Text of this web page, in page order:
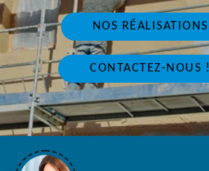
NOS RÉALISATIONS
CONTACTEZ-NOUS !